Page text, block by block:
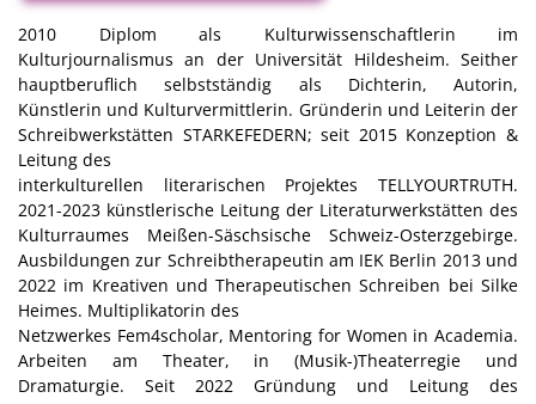
2010 Diplom als Kulturwissenschaftlerin im
Kulturjournalismus an der Universität Hildesheim. Seither
hauptberuflich selbstständig als Dichterin, Autorin,
Künstlerin und Kulturvermittlerin. Gründerin und Leiterin der
Schreibwerkstätten STARKEFEDERN; seit 2015 Konzeption &
Leitung des
interkulturellen literarischen Projektes TELLYOURTRUTH.
2021-2023 künstlerische Leitung der Literaturwerkstätten des
Kulturraumes Meißen-Säschsische Schweiz-Osterzgebirge.
Ausbildungen zur Schreibtherapeutin am IEK Berlin 2013 und
2022 im Kreativen und Therapeutischen Schreiben bei Silke
Heimes. Multiplikatorin des
Netzwerkes Fem4scholar, Mentoring for Women in Academia.
Arbeiten am Theater, in (Musik-)Theaterregie und
Dramaturgie. Seit 2022 Gründung und Leitung des